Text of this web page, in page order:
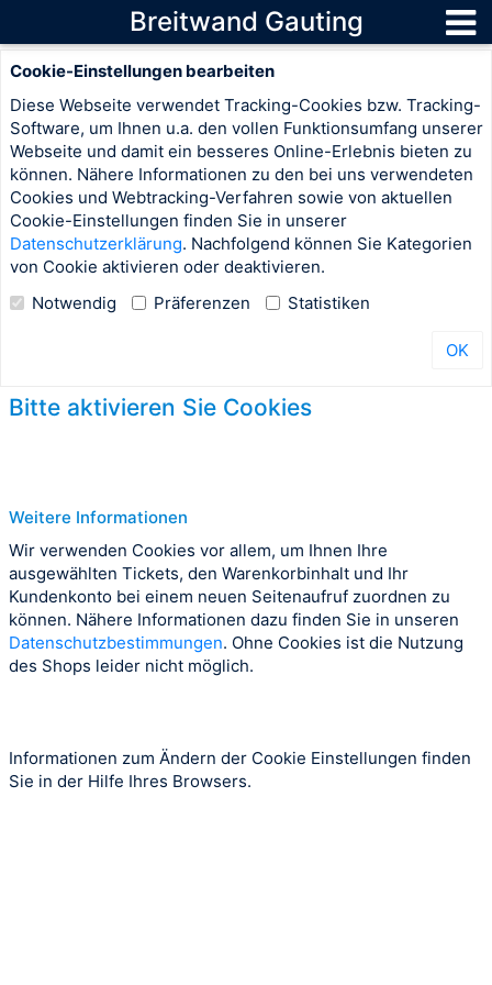
Breitwand Gauting
Cookie-Einstellungen bearbeiten
Diese Webseite verwendet Tracking-Cookies bzw. Tracking-
Software, um Ihnen u.a. den vollen Funktionsumfang unserer
Webseite und damit ein besseres Online-Erlebnis bieten zu
können. Nähere Informationen zu den bei uns verwendeten
Cookies und Webtracking-Verfahren sowie von aktuellen
Cookie-Einstellungen finden Sie in unserer
Datenschutzerklärung. Nachfolgend können Sie Kategorien
von Cookie aktivieren oder deaktivieren.
Notwendig
Präferenzen Statistiken
OK
Bitte aktivieren Sie Cookies
Weitere Informationen
Wir verwenden Cookies vor allem, um Ihnen Ihre
ausgewählten Tickets, den Warenkorbinhalt und Ihr
Kundenkonto bei einem neuen Seitenaufruf zuordnen zu
können. Nähere Informationen dazu finden Sie in unseren
Datenschutzbestimmungen. Ohne Cookies ist die Nutzung
des Shops leider nicht möglich.
Informationen zum Ändern der Cookie Einstellungen finden
Sie in der Hilfe Ihres Browsers.